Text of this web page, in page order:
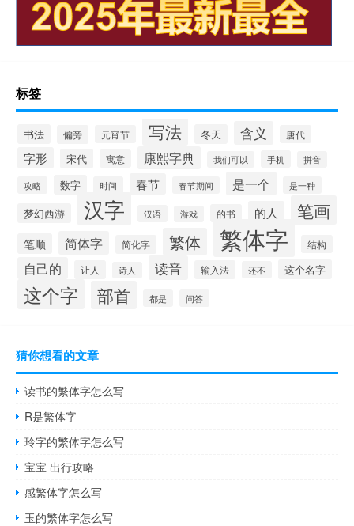
标签
书法 偏旁 元宵节 写法 冬天 含义 唐代
字形 宋代 寓意 康熙字典 我们可以 手机 拼音
攻略 数字 时间 春节 春节期间 是一个 是一种
梦幻西游 汉字 汉语 游戏 的书 的人 笔画
笔顺 简体字 简化字 繁体 繁体字 结构
自己的 让人 诗人 读音 输入法 还不 这个名字
这个字 部首 都是 问答
猜你想看的文章
读书的繁体字怎么写
R是繁体字
玲字的繁体字怎么写
宝宝 出行攻略
感繁体字怎么写
玉的繁体字怎么写